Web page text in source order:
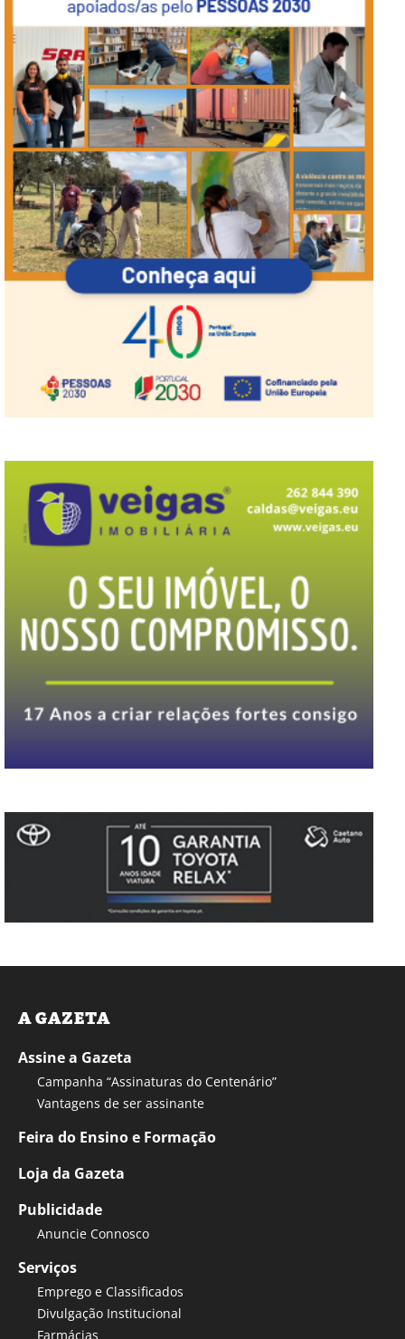
A GAZETA
Assine a Gazeta
Campanha “Assinaturas do Centenário”
Vantagens de ser assinante
Feira do Ensino e Formação
Loja da Gazeta
Publicidade
Anuncie Connosco
Serviços
Emprego e Classificados
Divulgação Institucional
Farmácias